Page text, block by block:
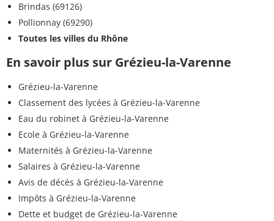
Brindas (69126)
Pollionnay (69290)
Toutes les villes du Rhône
En savoir plus sur Grézieu-la-Varenne
Grézieu-la-Varenne
Classement des lycées à Grézieu-la-Varenne
Eau du robinet à Grézieu-la-Varenne
Ecole à Grézieu-la-Varenne
Maternités à Grézieu-la-Varenne
Salaires à Grézieu-la-Varenne
Avis de décès à Grézieu-la-Varenne
Impôts à Grézieu-la-Varenne
Dette et budget de Grézieu-la-Varenne